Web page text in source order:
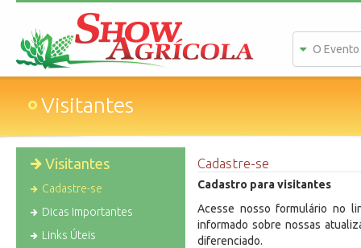
O Evento
Visitantes
Visitantes
Cadastre-se
Dicas Importantes
Links Úteis
Cadastre-se
Cadastro para visitantes
Acesse nosso formulário no
informado sobre nossas
diferenciado.